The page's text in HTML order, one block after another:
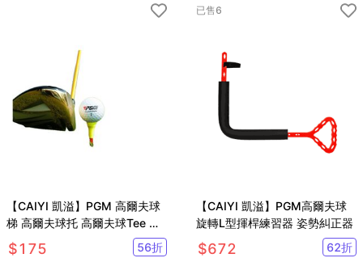
已售6
【CAIYI 凱溢】PGM 高爾夫球
梯 高爾夫球托 高爾夫球Tee 軟
膠套球釘 5入
$175 56折
【CAIYI 凱溢】PGM高爾夫球
旋轉L型揮桿練習器 姿勢糾正器
$672 62折